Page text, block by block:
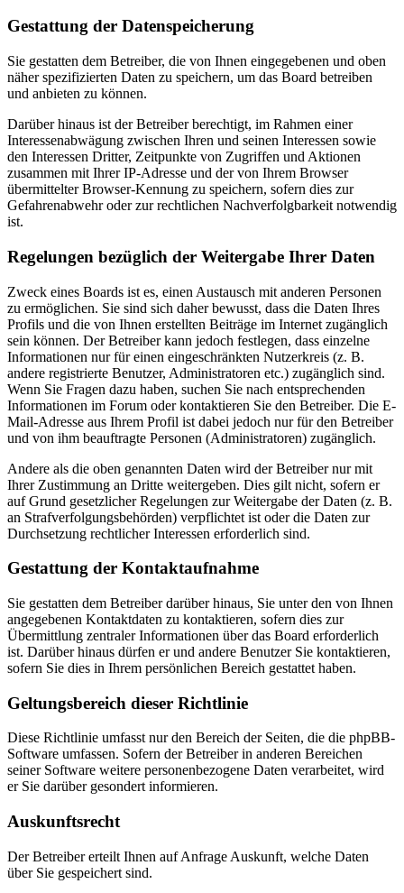
Gestattung der Datenspeicherung
Sie gestatten dem Betreiber, die von Ihnen eingegebenen und oben
näher spezifizierten Daten zu speichern, um das Board betreiben
und anbieten zu können.
Darüber hinaus ist der Betreiber berechtigt, im Rahmen einer
Interessenabwägung zwischen Ihren und seinen Interessen sowie
den Interessen Dritter, Zeitpunkte von Zugriffen und Aktionen
zusammen mit Ihrer IP-Adresse und der von Ihrem Browser
übermittelter Browser-Kennung zu speichern, sofern dies zur
Gefahrenabwehr oder zur rechtlichen Nachverfolgbarkeit notwendig
ist.
Regelungen bezüglich der Weitergabe Ihrer Daten
Zweck eines Boards ist es, einen Austausch mit anderen Personen
zu ermöglichen. Sie sind sich daher bewusst, dass die Daten Ihres
Profils und die von Ihnen erstellten Beiträge im Internet zugänglich
sein können. Der Betreiber kann jedoch festlegen, dass einzelne
Informationen nur für einen eingeschränkten Nutzerkreis (z. B.
andere registrierte Benutzer, Administratoren etc.) zugänglich sind.
Wenn Sie Fragen dazu haben, suchen Sie nach entsprechenden
Informationen im Forum oder kontaktieren Sie den Betreiber. Die E-
Mail-Adresse aus Ihrem Profil ist dabei jedoch nur für den Betreiber
und von ihm beauftragte Personen (Administratoren) zugänglich.
Andere als die oben genannten Daten wird der Betreiber nur mit
Ihrer Zustimmung an Dritte weitergeben. Dies gilt nicht, sofern er
auf Grund gesetzlicher Regelungen zur Weitergabe der Daten (z. B.
an Strafverfolgungsbehörden) verpflichtet ist oder die Daten zur
Durchsetzung rechtlicher Interessen erforderlich sind.
Gestattung der Kontaktaufnahme
Sie gestatten dem Betreiber darüber hinaus, Sie unter den von Ihnen
angegebenen Kontaktdaten zu kontaktieren, sofern dies zur
Übermittlung zentraler Informationen über das Board erforderlich
ist. Darüber hinaus dürfen er und andere Benutzer Sie kontaktieren,
sofern Sie dies in Ihrem persönlichen Bereich gestattet haben.
Geltungsbereich dieser Richtlinie
Diese Richtlinie umfasst nur den Bereich der Seiten, die die phpBB-
Software umfassen. Sofern der Betreiber in anderen Bereichen
seiner Software weitere personenbezogene Daten verarbeitet, wird
er Sie darüber gesondert informieren.
Auskunftsrecht
Der Betreiber erteilt Ihnen auf Anfrage Auskunft, welche Daten
über Sie gespeichert sind.